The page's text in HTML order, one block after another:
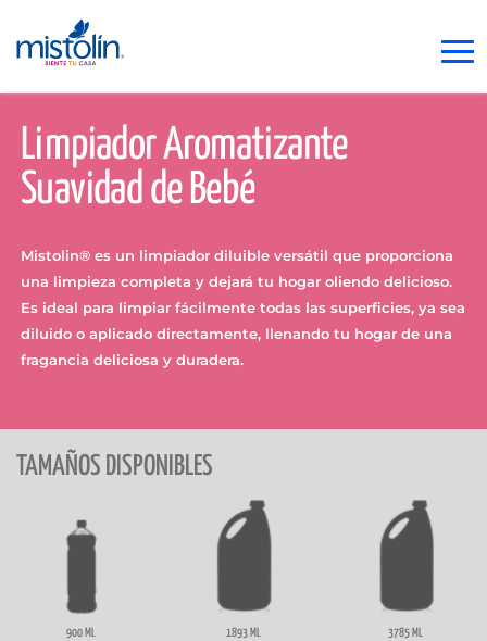
Limpiador Aromatizante
Suavidad de Bebé
Mistolin® es un limpiador diluible versátil que proporciona
una limpieza completa y dejará tu hogar oliendo delicioso.
Es ideal para limpiar fácilmente todas las superficies, ya sea
diluido o aplicado directamente, llenando tu hogar de una
fragancia deliciosa y duradera.
TAMAÑOS DISPONIBLES
900 ML 1893 ML 3785 ML